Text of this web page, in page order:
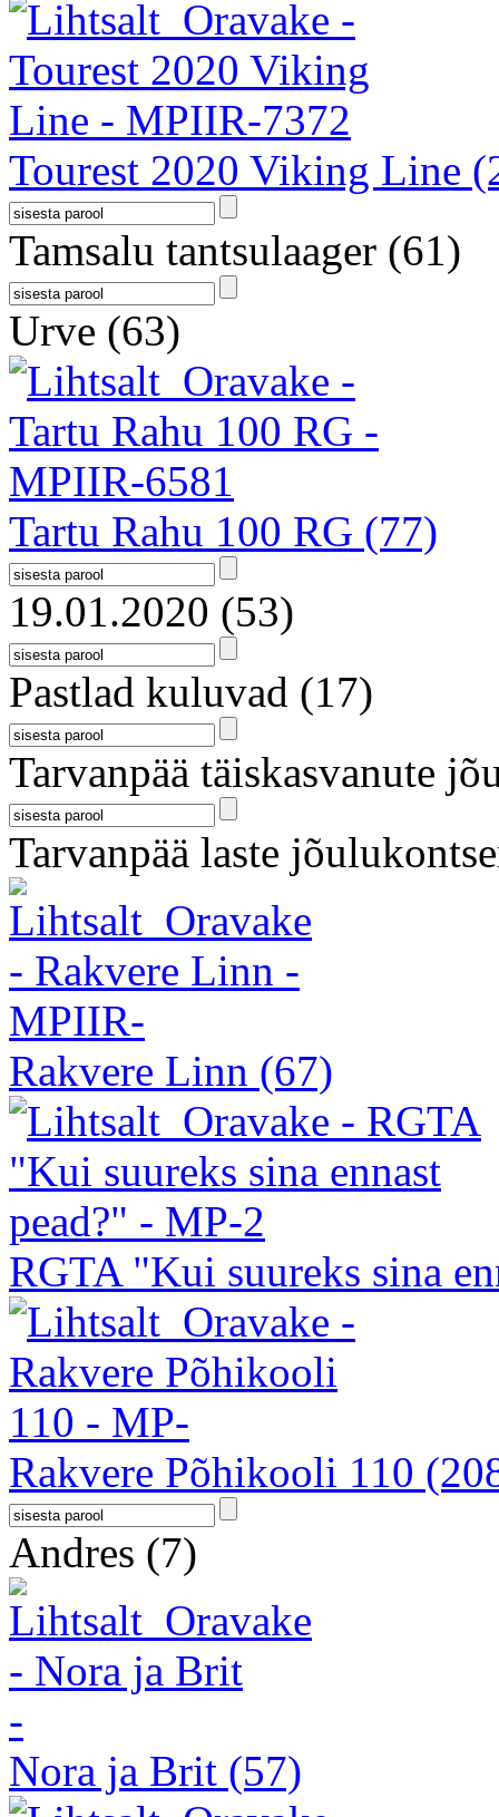
Tourest 2020 Viking Line
Tamsalu tantsulaager (61)
Urve (63)
Tartu Rahu 100 RG (77)
19.01.2020 (53)
Pastlad kuluvad (17)
Tarvanpää täiskasvanute
Tarvanpää laste
Rakvere Linn (67)
RGTA "Kui suureks sina
Rakvere Põhikooli 110
Andres (7)
Nora ja Brit (57)